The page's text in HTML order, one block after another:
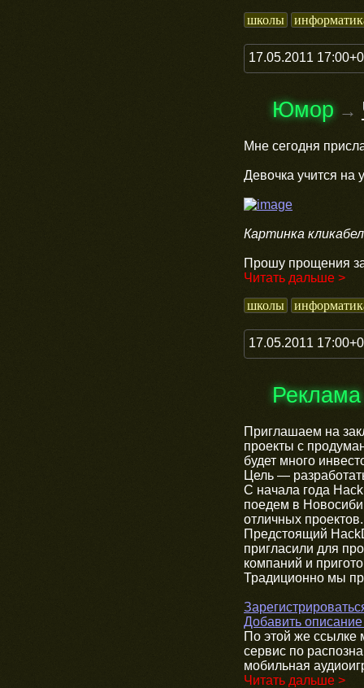
школы
17.05.2011
Юмор→
Мне сегодня
Девочка учится на
Картинка
Прошу прощения
Читать дальше >
школы
17.05.2011
Реклама
Приглашаем на
проекты с
будет много
Цель —
С начала года
поедем в
отличных проектов.
Предстоящий
пригласили для
компаний и
Традиционно мы
Добавить описание
По этой же ссылке
сервис по
мобильная
Читать дальше >